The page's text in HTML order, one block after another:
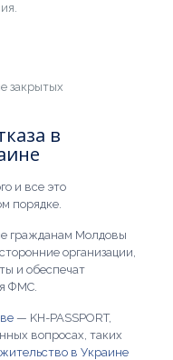
закрытых
в
и все это
порядке.
гражданам Молдовы
организации,
и обеспечат
ФМС.
— KH-PASSPORT,
вопросах, таких
в Украине